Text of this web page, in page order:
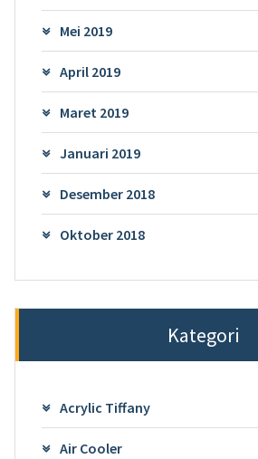
Mei 2019
April 2019
Maret 2019
Januari 2019
Desember 2018
Oktober 2018
Kategori
Acrylic Tiffany
Air Cooler